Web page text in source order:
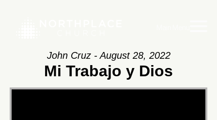
John Cruz - August 28, 2022
Mi Trabajo y Dios